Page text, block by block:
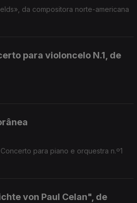
da compositora norte-americana
para violoncelo N.1, de
para piano e orquestra n.º1
von Paul Celan", de